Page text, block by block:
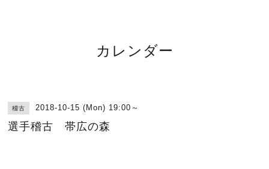
カレンダー
稽古 2018-10-15 (Mon) 19:00～
選手稽古 帯広の森